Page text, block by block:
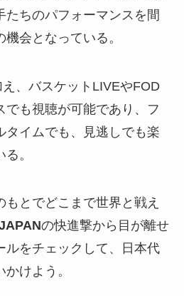
たちのパフォーマンスを間
会となっている。
、バスケットLIVEやFOD
でも視聴が可能であり、フ
タイムでも、見逃しでも楽
。
とでどこまで世界と戦え
の快進撃から目が離せ
ルをチェックして、日本代
けよう。